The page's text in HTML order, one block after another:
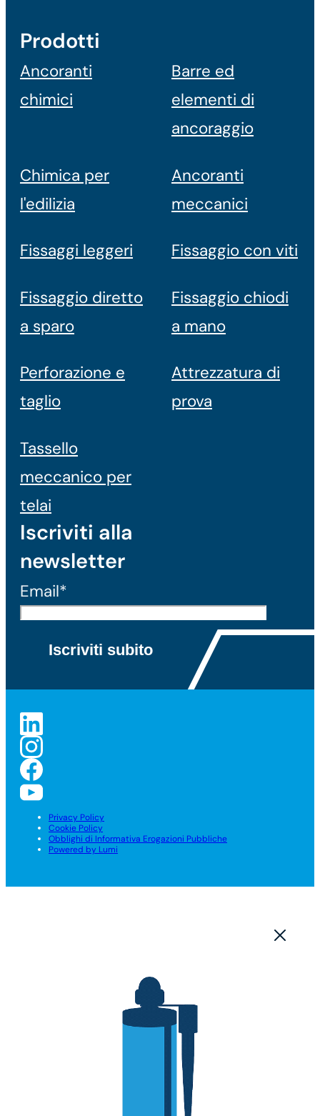
Prodotti
Ancoranti
chimici
Barre ed
elementi di
ancoraggio
Chimica per
l'edilizia
Ancoranti
meccanici
Fissaggi leggeri Fissaggio con viti
Fissaggio diretto
a sparo
Fissaggio chiodi
a mano
Perforazione e
taglio
Attrezzatura di
prova
Tassello
meccanico per
telai
Iscriviti alla
newsletter
Email*
Privacy Policy
Cookie Policy
Obblighi di Informativa Erogazioni Pubbliche
Powered by Lumi